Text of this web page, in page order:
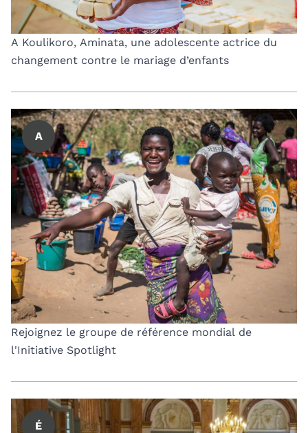
A Koulikoro, Aminata, une adolescente actrice du
changement contre le mariage d’enfants
A
Rejoignez le groupe de référence mondial de
l'Initiative Spotlight
É